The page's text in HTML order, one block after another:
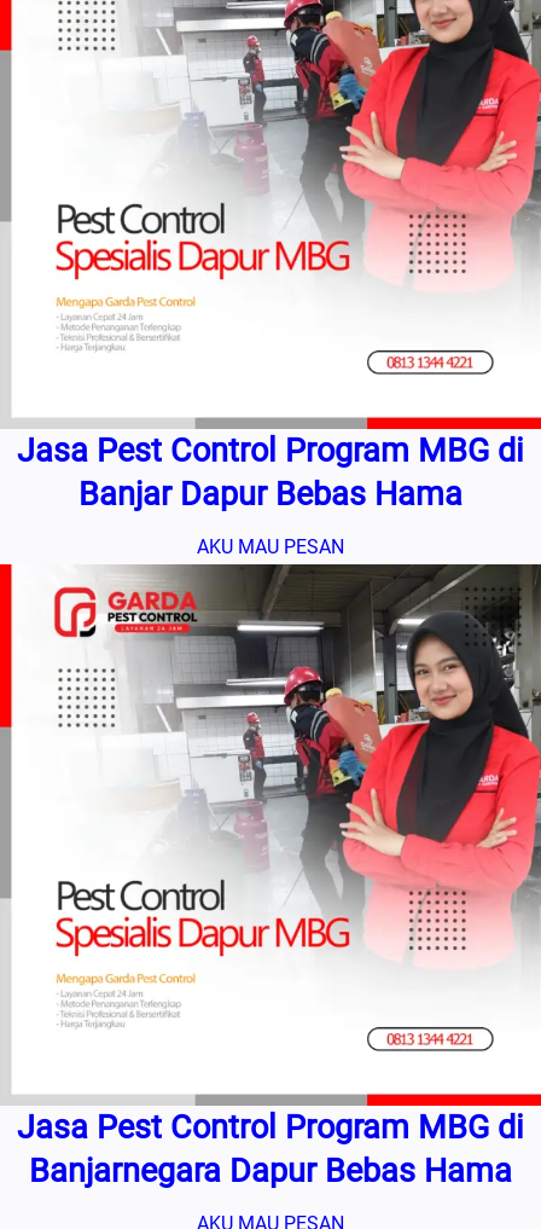
Jasa Pest Control Program MBG di
Banjar Dapur Bebas Hama
AKU MAU PESAN
Jasa Pest Control Program MBG di
Banjarnegara Dapur Bebas Hama
AKU MAU PESAN